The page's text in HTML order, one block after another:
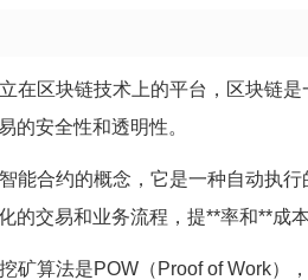
在区块链技术上的平台，区块链是
的安全性和透明性。
能合约的概念，它是一种自动执
的交易和业务流程，提**率和**成本
矿算法是POW（Proof of Work）